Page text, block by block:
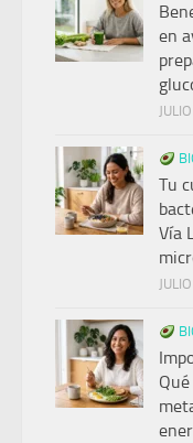
en
Tu
Vía